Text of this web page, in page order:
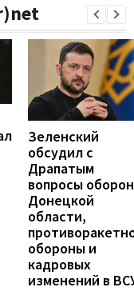
Зеленский
обсудил с
Драпатым
вопросы
Донецкой
области,
обороны и
кадровых
изменений в